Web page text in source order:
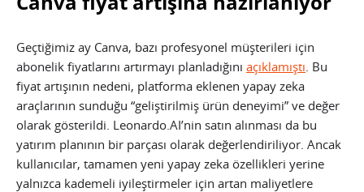
Geçtiğimiz ay Canva, bazı profesyonel müşterileri için
abonelik fiyatlarını artırmayı planladığını açıklamıştı . Bu
fiyat artışının nedeni, platforma eklenen yapay zeka
araçlarının sunduğu “geliştirilmiş ürün deneyimi” ve değer
olarak gösterildi. Leonardo.AI’nin satın alınması da bu
yatırım planının bir parçası olarak değerlendiriliyor. Ancak
kullanıcılar, tamamen yeni yapay zeka özellikleri yerine
yalnızca kademeli iyileştirmeler için artan maliyetlere